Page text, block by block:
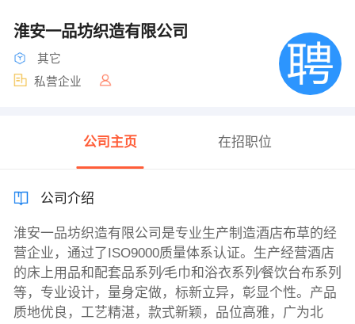
淮安一品坊织造有限公司
其它
私营企业
公司主页 在招职位
公司介绍
淮安一品坊织造有限公司是专业生产制造酒店布草的经
营企业，通过了ISO9000质量体系认证。生产经营酒店
的床上用品和配套品系列∕毛巾和浴衣系列∕餐饮台布系列
等，专业设计，量身定做，标新立异，彰显个性。产品
质地优良，工艺精湛，款式新颖，品位高雅，广为北